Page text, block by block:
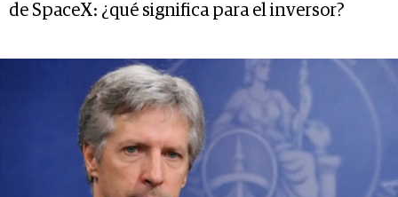
de SpaceX: ¿qué significa para el inversor?